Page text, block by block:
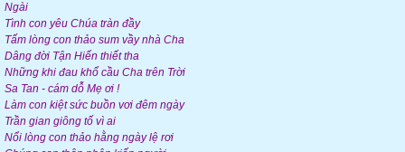
Ngài
Tình con yêu Chúa tràn đầy
Tấm lòng con thảo sum vầy nhà Cha
Dâng đời Tận Hiến thiết tha
Những khi đau khổ cầu Cha trên Trời
Sa Tan - cám dỗ Mẹ ơi !
Làm con kiệt sức buồn vơi đêm ngày
Trần gian giông tố vì ai
Nổi lòng con thảo hằng ngày lệ rơi